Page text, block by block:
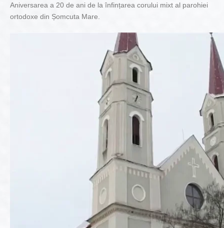
Aniversarea a 20 de ani de la înfințarea corului mixt al parohiei
ortodoxe din Șomcuta Mare.